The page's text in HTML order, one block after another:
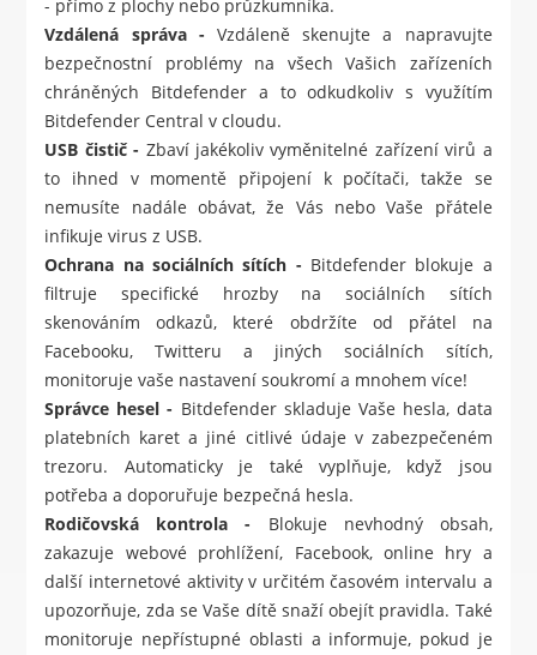
- přímo z plochy nebo průzkumníka.
Vzdálená správa - Vzdáleně skenujte a napravujte
bezpečnostní problémy na všech Vašich zařízeních
chráněných Bitdefender a to odkudkoliv s využítím
Bitdefender Central v cloudu.
USB čistič - Zbaví jakékoliv vyměnitelné zařízení virů a
to ihned v momentě připojení k počítači, takže se
nemusíte nadále obávat, že Vás nebo Vaše přátele
infikuje virus z USB.
Ochrana na sociálních sítích - Bitdefender blokuje a
filtruje specifické hrozby na sociálních sítích
skenováním odkazů, které obdržíte od přátel na
Facebooku, Twitteru a jiných sociálních sítích,
monitoruje vaše nastavení soukromí a mnohem více!
Správce hesel - Bitdefender skladuje Vaše hesla, data
platebních karet a jiné citlivé údaje v zabezpečeném
trezoru. Automaticky je také vyplňuje, když jsou
potřeba a doporuřuje bezpečná hesla.
Rodičovská kontrola - Blokuje nevhodný obsah,
zakazuje webové prohlížení, Facebook, online hry a
další internetové aktivity v určitém časovém intervalu a
upozorňuje, zda se Vaše dítě snaží obejít pravidla. Také
monitoruje nepřístupné oblasti a informuje, pokud je